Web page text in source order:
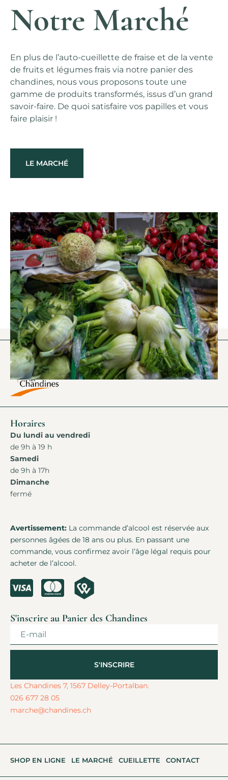
Notre Marché
En plus de l’auto-cueillette de fraise et de la vente
de fruits et légumes frais via notre panier des
chandines, nous vous proposons toute une
gamme de produits transformés, issus d’un grand
savoir-faire. De quoi satisfaire vos papilles et vous
faire plaisir !
LE MARCHÉ
Horaires
Du lundi au vendredi
de 9h à 19 h
Samedi
de 9h à 17h
Dimanche
fermé
Avertissement: La commande d’alcool est réservée aux
personnes âgées de 18 ans ou plus. En passant une
commande, vous confirmez avoir l’âge légal requis pour
acheter de l’alcool.
S'inscrire au Panier des Chandines
S'INSCRIRE
Alternative:
Les Chandines 7, 1567 Delley-Portalban.
026 677 28 05
marche@chandines.ch
SHOP EN LIGNE LE MARCHÉ CUEILLETTE CONTACT